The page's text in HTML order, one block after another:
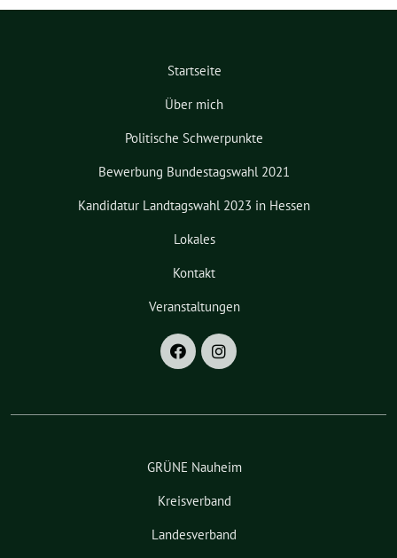
Startseite
Über mich
Politische Schwerpunkte
Bewerbung Bundestagswahl 2021
Kandidatur Landtagswahl 2023 in Hessen
Lokales
Kontakt
Veranstaltungen
GRÜNE Nauheim
Kreisverband
Landesverband